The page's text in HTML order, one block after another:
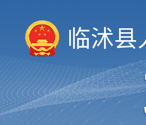
临沭县
履职依据
决策公开
规划计划
统计信息